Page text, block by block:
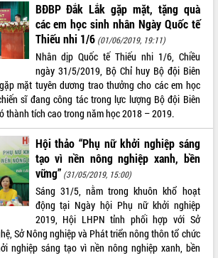
với tỉnh
lực y tế
trải nghiệm
cơ sở dữ
nhân tạo (AI)
2026
Đắk Lắk
họp thứ
khơi
hành chính
chính với
BĐBP Đắk Lắk gặp mặt, tặng quà
các em học sinh nhân Ngày Quốc tế
Thiếu nhi 1/6 (01/06/2019, 19:11)
Nhân dịp Quốc tế Thiếu nhi 1/6, Chiều
ngày 31/5/2019, Bộ Chỉ huy Bộ đội Biên
mặt tuyên dương trao thưởng cho các em học
sĩ đang công tác trong lực lượng Bộ đội Biên
thành tích cao trong năm học 2018 – 2019.
Hội thảo “Phụ nữ khởi nghiệp sáng
tạo vì nền nông nghiệp xanh, bền
vững” (31/05/2019, 15:00)
Sáng 31/5, nằm trong khuôn khổ hoạt
động tại Ngày hội Phụ nữ khởi nghiệp
2019, Hội LHPN tỉnh phối hợp với Sở
Sở Nông nghiệp và Phát triển nông thôn tổ chức
nghiệp sáng tạo vì nền nông nghiệp xanh, bền